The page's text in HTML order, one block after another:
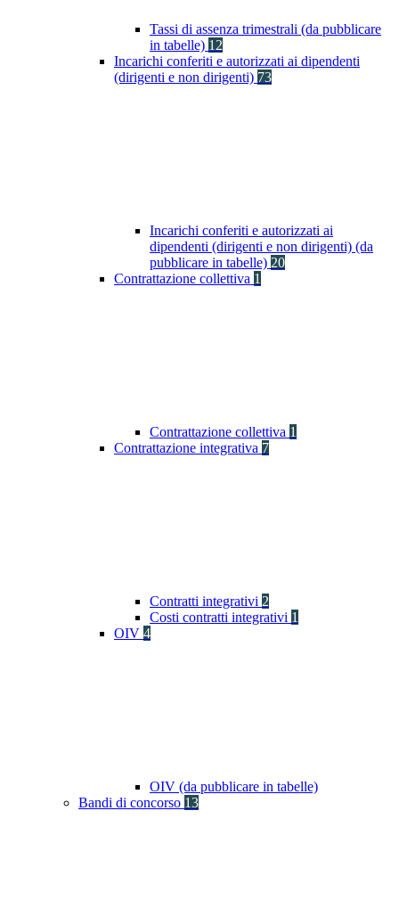
Tassi di assenza trimestrali (da pubblicare
in tabelle) 12
Incarichi conferiti e autorizzati ai dipendenti
(dirigenti e non dirigenti) 73
Incarichi conferiti e autorizzati ai
dipendenti (dirigenti e non dirigenti) (da
pubblicare in tabelle) 20
Contrattazione collettiva 1
Contrattazione collettiva 1
Contrattazione integrativa 7
Contratti integrativi 2
Costi contratti integrativi 1
OIV 4
OIV (da pubblicare in tabelle)
Bandi di concorso 13